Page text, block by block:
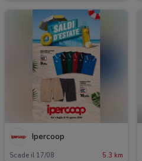
Ipercoop
Scade il 17/08 5.3 km